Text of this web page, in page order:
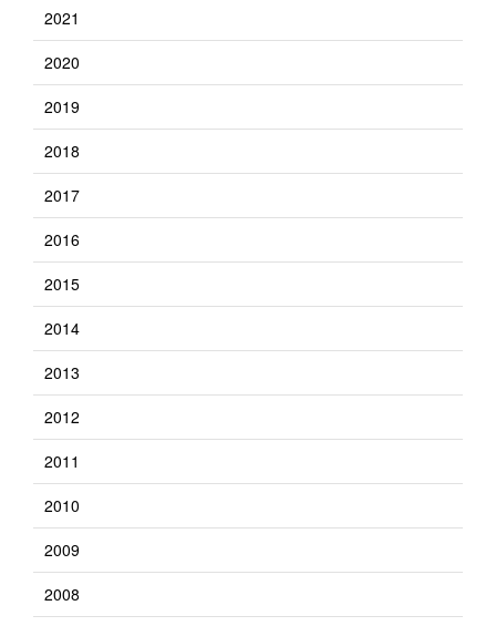
2021
2020
2019
2018
2017
2016
2015
2014
2013
2012
2011
2010
2009
2008